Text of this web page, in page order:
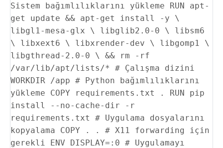
Sistem bağımlılıklarını yükleme RUN apt-
get update && apt-get install -y \
libgl1-mesa-glx \ libglib2.0-0 \ libsm6
\ libxext6 \ libxrender-dev \ libgomp1 \
libgthread-2.0-0 \ && rm -rf
/var/lib/apt/lists/* # Çalışma dizini
WORKDIR /app # Python bağımlılıklarını
yükleme COPY requirements.txt . RUN pip
install --no-cache-dir -r
requirements.txt # Uygulama dosyalarını
kopyalama COPY . . # X11 forwarding için
gerekli ENV DISPLAY=:0 # Uygulamayı